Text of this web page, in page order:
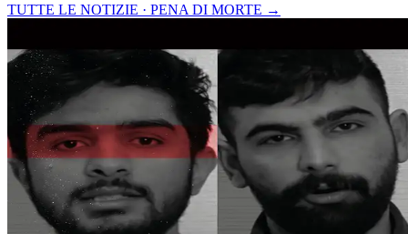
TUTTE LE NOTIZIE · PENA DI MORTE →